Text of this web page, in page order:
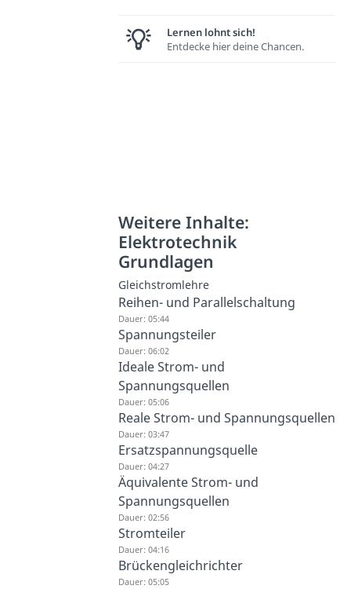
Lernen lohnt sich!
Entdecke hier deine Chancen.
Weitere Inhalte:
Elektrotechnik
Grundlagen
Gleichstromlehre
Reihen- und Parallelschaltung
Dauer: 05:44
Spannungsteiler
Dauer: 06:02
Ideale Strom- und
Spannungsquellen
Dauer: 05:06
Reale Strom- und Spannungsquellen
Dauer: 03:47
Ersatzspannungsquelle
Dauer: 04:27
Äquivalente Strom- und
Spannungsquellen
Dauer: 02:56
Stromteiler
Dauer: 04:16
Brückengleichrichter
Dauer: 05:05